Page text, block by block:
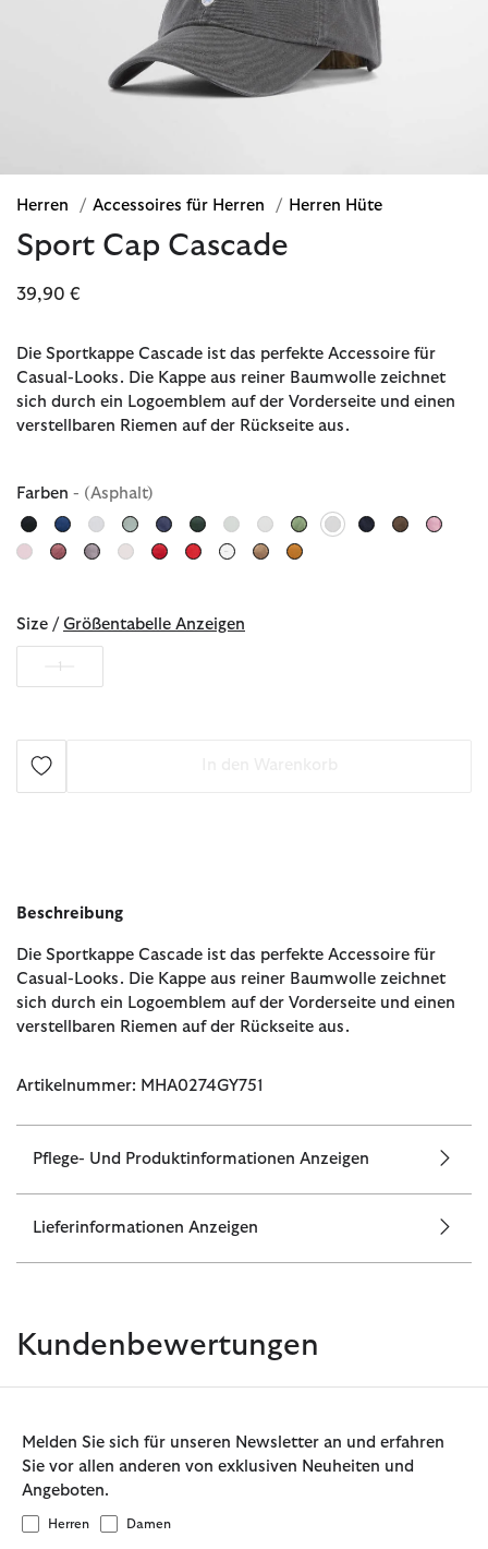
Herren / Accessoires für Herren / Herren Hüte
Sport Cap Cascade
39,90 €
Die Sportkappe Cascade ist das perfekte Accessoire für
Casual-Looks. Die Kappe aus reiner Baumwolle zeichnet
sich durch ein Logoemblem auf der Vorderseite und einen
verstellbaren Riemen auf der Rückseite aus.
Farben - (Asphalt)
Size / Größentabelle Anzeigen
Beschreibung
Die Sportkappe Cascade ist das perfekte Accessoire für
Casual-Looks. Die Kappe aus reiner Baumwolle zeichnet
sich durch ein Logoemblem auf der Vorderseite und einen
verstellbaren Riemen auf der Rückseite aus.
Artikelnummer: MHA0274GY751
Pflege- Und Produktinformationen Anzeigen
Lieferinformationen Anzeigen
Kundenbewertungen
Melden Sie sich für unseren Newsletter an und erfahren
Sie vor allen anderen von exklusiven Neuheiten und
Angeboten.
Herren Damen